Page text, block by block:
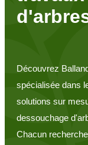
Découvrez
spécialisée dans
solutions sur
dessouchage
Chacun